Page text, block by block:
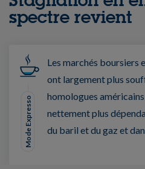
spectre revient
Mode Expresso
Les marchés boursiers
ont largement plus
homologues
nettement plus
du baril et du gaz et